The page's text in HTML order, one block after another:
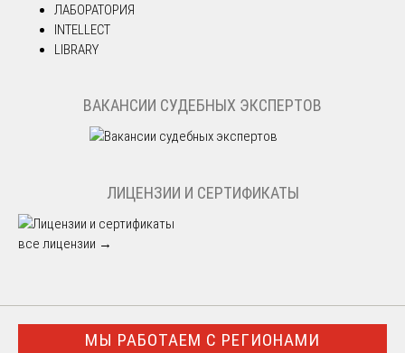
ЛАБОРАТОРИЯ
INTELLECT
LIBRARY
ВАКАНСИИ СУДЕБНЫХ ЭКСПЕРТОВ
ЛИЦЕНЗИИ И СЕРТИФИКАТЫ
все лицензии →
МЫ РАБОТАЕМ С РЕГИОНАМИ